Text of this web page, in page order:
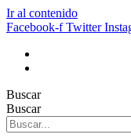
Ir al contenido
Facebook-f Twitter
Buscar
Buscar